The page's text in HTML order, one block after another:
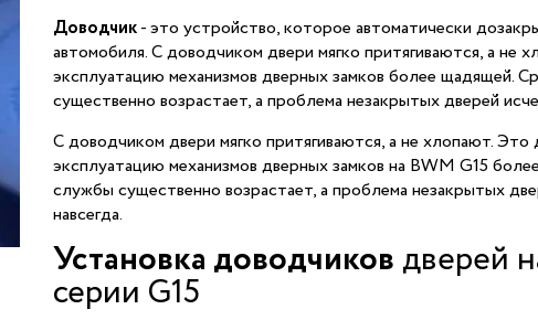
Доводчик- это устройство, которое автоматически
автомобиля. С доводчиком двери мягко притягиваются, а не
эксплуатацию механизмов дверных замков более щадящей.
существенно возрастает, а проблема незакрытых дверей
С доводчиком двери мягко притягиваются, а не хлопают. Это
эксплуатацию механизмов дверных замков на BWM G15
службы существенно возрастает, а проблема незакрытых
навсегда.
Установка доводчиков дверей
серии G15